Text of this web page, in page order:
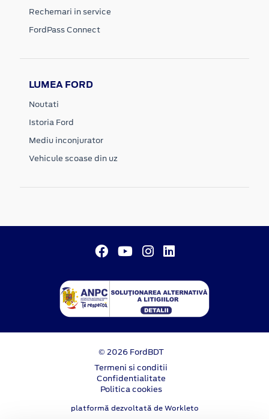
Rechemari in service
FordPass Connect
LUMEA FORD
Noutati
Istoria Ford
Mediu inconjurator
Vehicule scoase din uz
© 2026 FordBDT
Termeni si conditii
Confidentialitate
Politica cookies
platformă dezvoltată de Workleto